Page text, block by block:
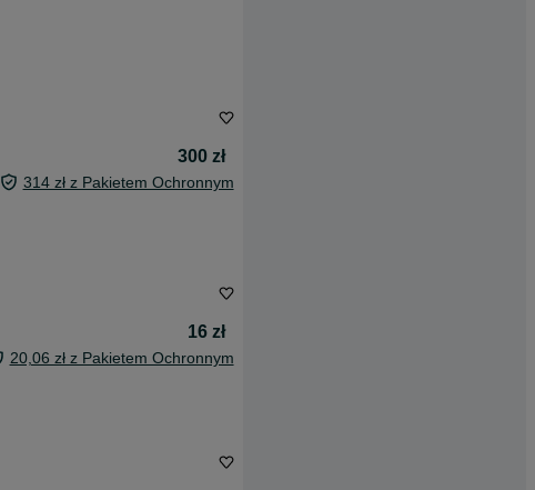
300 zł
314 zł z Pakietem Ochronnym
16 zł
20,06 zł z Pakietem Ochronnym